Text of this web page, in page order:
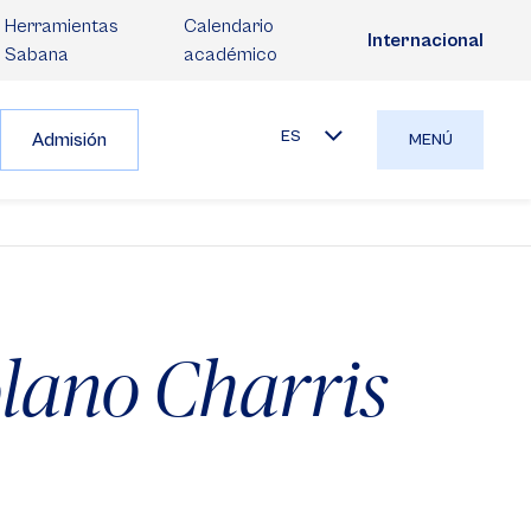
Herramientas
Sabana
Calendario
académico
Internacional
Admisión ES MENÚ
Charris